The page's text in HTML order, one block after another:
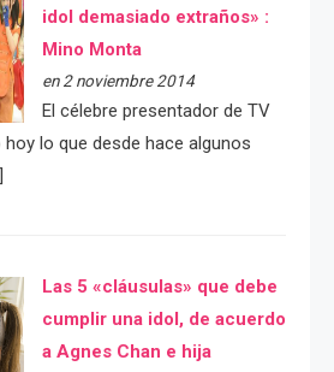
idol demasiado extraños» :
Mino Monta
en 2 noviembre 2014
El célebre presentador de TV
lo que desde hace algunos
Las 5 «cláusulas» que debe
cumplir una idol, de acuerdo
a Agnes Chan e hija